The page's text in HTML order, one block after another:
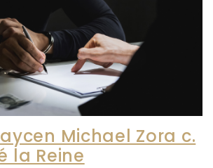
Michael Zora c.
la Reine